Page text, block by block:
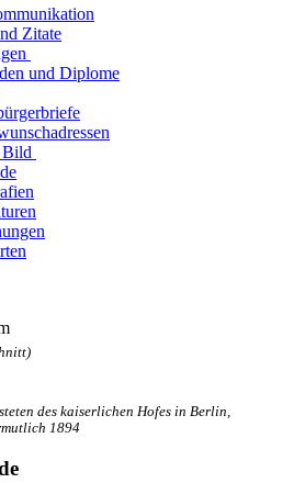
Zitate
und Diplome
Bild
des kaiserlichen Hofes in Berlin,
1894